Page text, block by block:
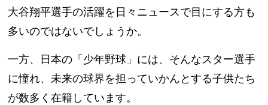
大谷翔平選手の活躍を日々ニュースで目にする方も
多いのではないでしょうか。
一方、日本の「少年野球」には、そんなスター選手
に憧れ、未来の球界を担っていかんとする子供たち
が数多く在籍しています。